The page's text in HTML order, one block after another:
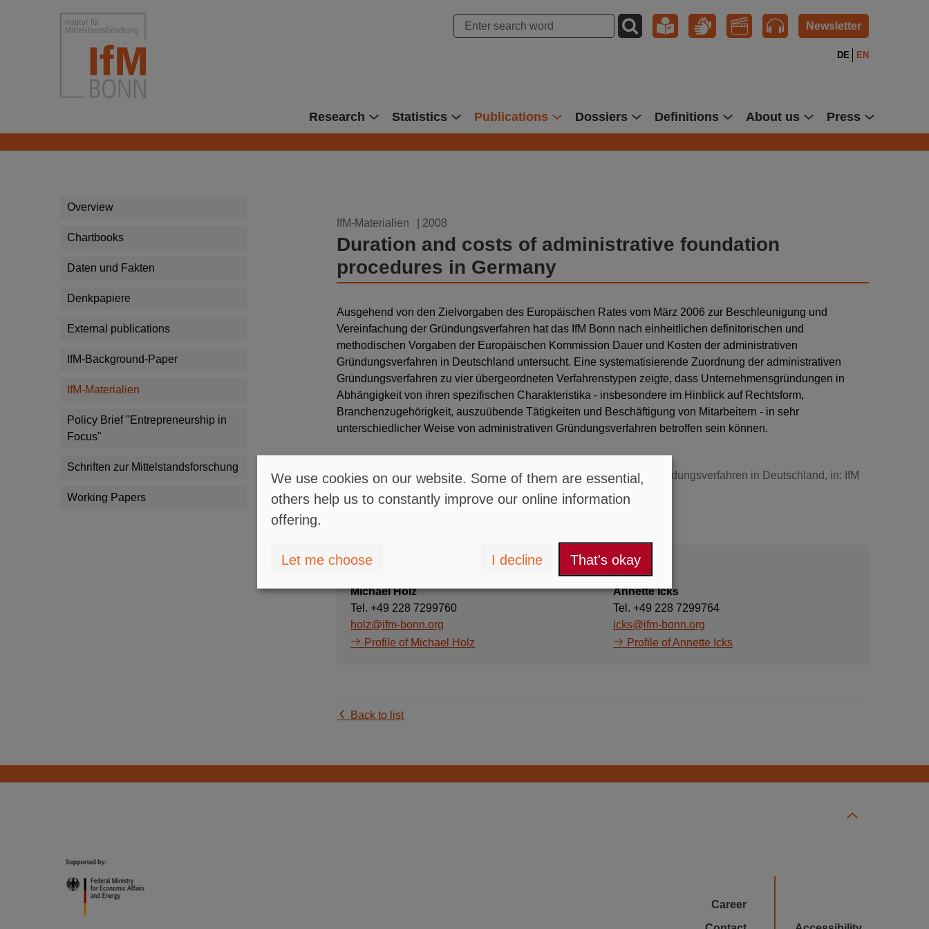
Newsletter
DE EN
Research Statistics Publications Dossiers Definitions About us Press
Overview
Chartbooks
Daten und Fakten
Denkpapiere
External publications
IfM-Background-Paper
IfM-Materialien
Policy Brief "Entrepreneurship in
Focus"
Schriften zur Mittelstandsforschung
Working Papers
IfM-Materialien 02.06.2008
| 2008
Duration and costs of administrative foundation
procedures in Germany
Ausgehend von den Zielvorgaben des Europäischen Rates vom März 2006 zur Beschleunigung und
Vereinfachung der Gründungsverfahren hat das IfM Bonn nach einheitlichen definitorischen und
methodischen Vorgaben der Europäischen Kommission Dauer und Kosten der administrativen
Gründungsverfahren in Deutschland untersucht. Eine systematisierende Zuordnung der administrativen
Gründungsverfahren zu vier übergeordneten Verfahrenstypen zeigte, dass Unternehmensgründungen in
Abhängigkeit von ihren spezifischen Charakteristika - insbesondere im Hinblick auf Rechtsform,
Branchenzugehörigkeit, auszuübende Tätigkeiten und Beschäftigung von Mitarbeitern - in sehr
unterschiedlicher Weise von administrativen Gründungsverfahren betroffen sein können.
Holz, M.; Icks, A. (2008): Dauer und Kosten von administrativen Gründungsverfahren in Deutschland, in: IfM
Bonn (Hrsg.): IfM-Materialien Nr. 180, Bonn.
Contact
Michael Holz
Tel. +49 228 7299760
holz@ifm-bonn.org
Profile of Michael Holz
Annette Icks
Tel. +49 228 7299764
icks@ifm-bonn.org
Profile of Annette Icks
Back to list
Career
We use cookies on our website. Some of them are essential,
others help us to constantly improve our online information
offering.
Let me choose I decline That's okay